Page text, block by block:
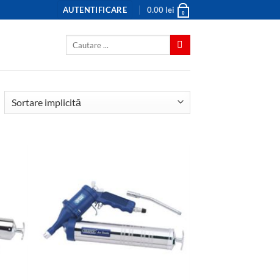
AUTENTIFICARE 0.00 lei 0